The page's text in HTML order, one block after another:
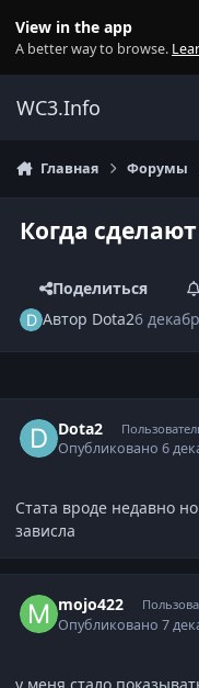
View in the app
A better way to browse.
WC3.Info
Главная Форумы
Когда
Поделиться
Автор Dota26
Dota2
Опубликовано6
Стата вроде недавно
зависла
mojo422
Опубликовано7